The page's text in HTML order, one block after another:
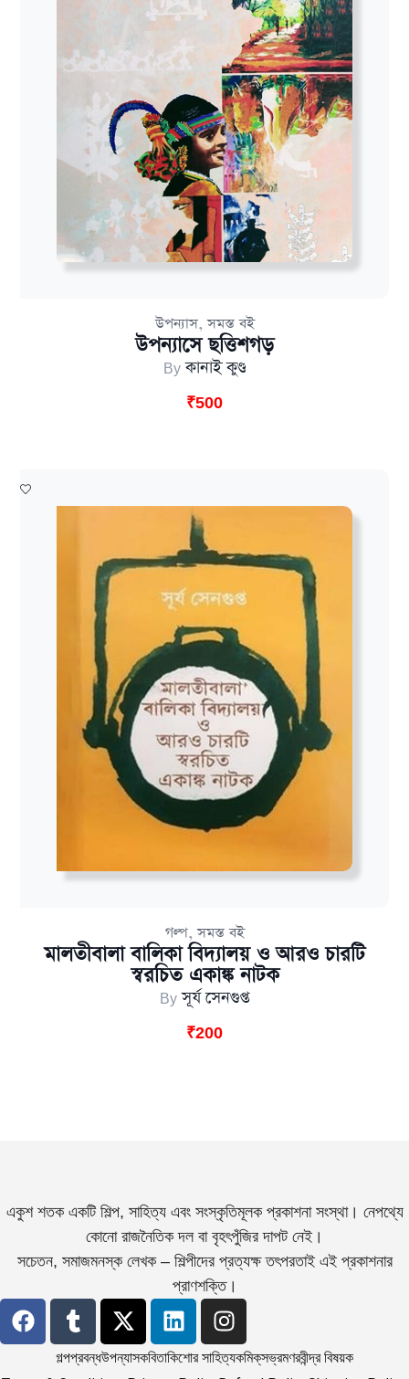
উপন্যাস,সমস্ত বই
উপন্যাসে ছত্তিশগড়
Byকানাই কুণ্ড
₹500
গল্প,সমস্ত বই
মালতীবালা বালিকা বিদ্যালয় ও আরও চারটি
স্বরচিত একাঙ্ক নাটক
Byসূর্য সেনগুপ্ত
₹200
একুশ শতক একটি শিল্প, সাহিত্য এবং সংস্কৃতিমূলক প্রকাশনা সংস্থা। নেপথ্যে
কোনো রাজনৈতিক দল বা বৃহৎপুঁজির দাপট নেই।
সচেতন, সমাজমনস্ক লেখক – শিল্পীদের প্রত্যক্ষ তৎপরতাই এই প্রকাশনার
প্রাণশক্তি।
গল্পপ্রবন্ধউপন্যাসকবিতাকিশোর সাহিত্যকমিক্‌সভ্রমণরবীন্দ্র বিষয়ক